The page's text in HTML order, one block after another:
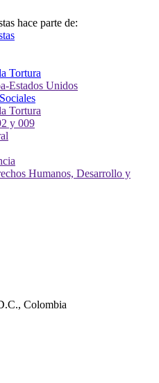
hace parte de:
Colombia